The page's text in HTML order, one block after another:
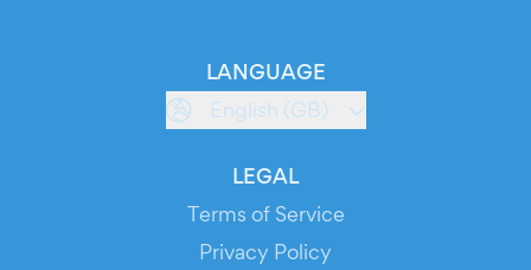
LANGUAGE
English (GB)
LEGAL
Terms of Service
Privacy Policy